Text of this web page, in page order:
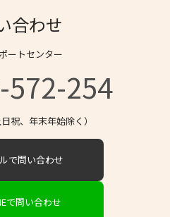
合わせ
ートセンター
572-254
祝、年末年始除く）
で問い合わせ
で問い合わせ